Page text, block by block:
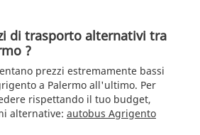
di trasporto alternativi tra
?
prezzi estremamente bassi
a Palermo all'ultimo. Per
rispettando il tuo budget,
alternative: autobus Agrigento